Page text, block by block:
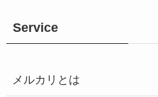
Service
メルカリとは